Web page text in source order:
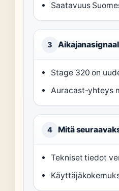
Saatavuus
3
Stage 320 on
Auracast-yhteys
4 Mitä
Tekniset tiedot